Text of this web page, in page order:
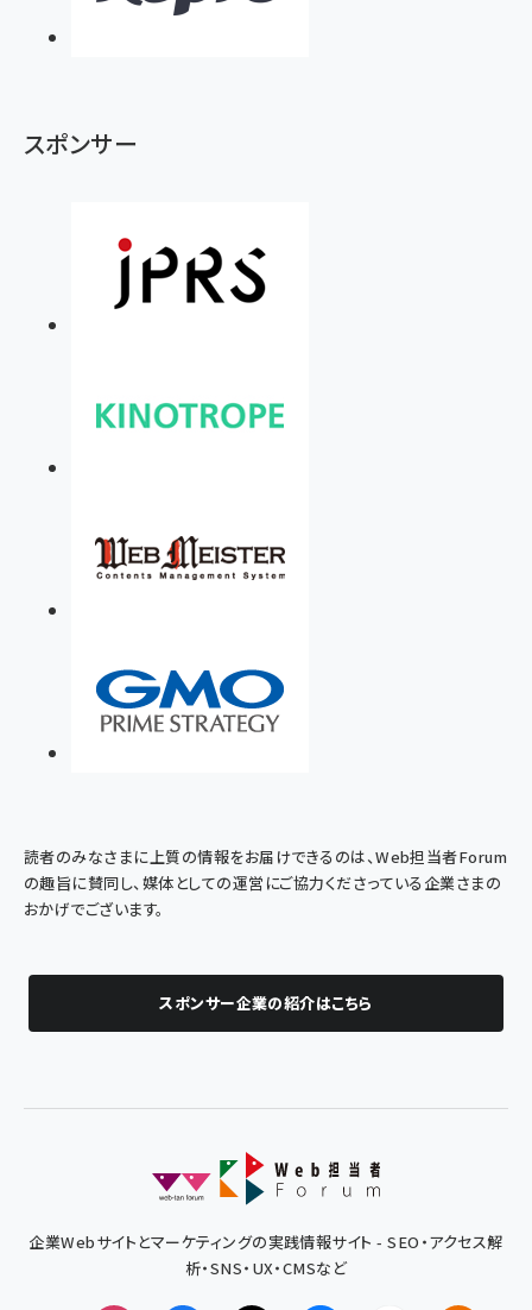
スポンサー
読者のみなさまに上質の情報をお届けできるのは、Web担当者Forum
の趣旨に賛同し、媒体としての運営にご協力くださっている企業さまの
おかげでございます。
スポンサー企業の紹介はこちら
企業Webサイトとマーケティングの実践情報サイト - SEO・アクセス解
析・SNS・UX・CMSなど